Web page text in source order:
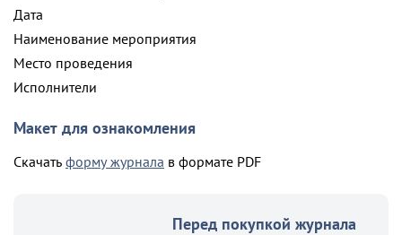
Дата
Наименование мероприятия
Место проведения
Исполнители
Макет для ознакомления
Скачать форму журнала в формате PDF
Перед покупкой журнала